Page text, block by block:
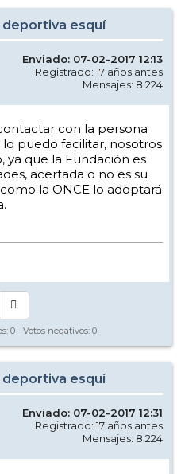
deportiva esquí
Enviado: 07-02-2017 12:13
Registrado: 17 años antes
Mensajes: 8.224
con la persona
puedo facilitar, nosotros
ya que la Fundación es
acertada o no es su
la ONCE lo adoptará
0 - Votos negativos: 0
deportiva esquí
Enviado: 07-02-2017 12:31
Registrado: 17 años antes
Mensajes: 8.224